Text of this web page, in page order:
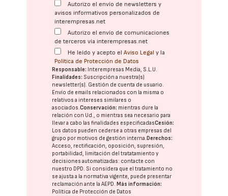
Autorizo el envío de newsletters y
avisos informativos personalizados de
interempresas.net
Autorizo el envío de comunicaciones
de terceros vía interempresas.net
He leído y acepto elAviso Legal y la
Política de Protección de Datos
Responsable: Interempresas Media, S.L.U.
Finalidades: Suscripción a nuestra(s)
newsletter(s). Gestión de cuenta de usuario.
Envío de emails relacionados con la misma o
relativos a intereses similares o
asociados.Conservación: mientras dure la
relación con Ud., o mientras sea necesario para
llevar a cabo las finalidades especificadasCesión:
Los datos pueden cederse a otras empresas del
grupo por motivos de gestión interna. Derechos:
Acceso, rectificación, oposición, supresión,
portabilidad, limitación del tratatamiento y
decisiones automatizadas: contacte con
nuestro DPD. Si considera que el tratamiento no
se ajusta a la normativa vigente, puede presentar
reclamación ante laAEPD. Más información:
Política de Protección de Datos